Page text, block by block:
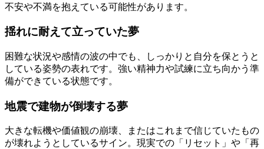
不安や不満を抱えている可能性があります。
揺れに耐えて立っていた夢
困難な状況や感情の波の中でも、しっかりと自分を保とうと
している姿勢の表れです。強い精神力や試練に立ち向かう準
備ができている状態です。
地震で建物が倒壊する夢
大きな転機や価値観の崩壊、またはこれまで信じていたもの
が壊れようとしているサイン。現実での「リセット」や「再